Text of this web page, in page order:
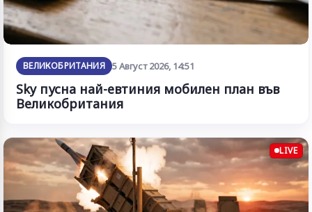
ВЕЛИКОБРИТАНИЯ 5 Август 2026, 14:51
Sky пусна най-евтиния мобилен план във
Великобритания
LIVE